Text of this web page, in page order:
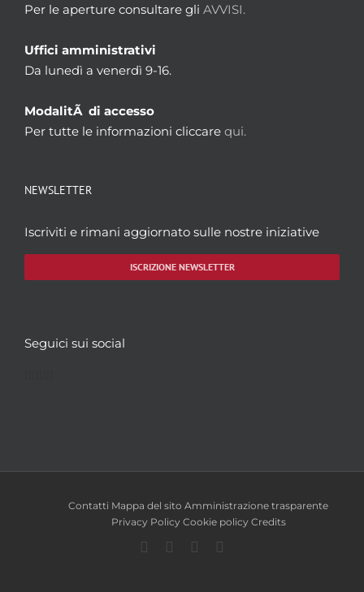
Per le aperture consultare gli AVVISI.
Uffici amministrativi
Da lunedì a venerdì 9-16.
ModalitÃ di accesso
Per tutte le informazioni cliccare qui.
NEWSLETTER
Iscriviti e rimani aggiornato sulle nostre iniziative
ISCRIZIONE NEWSLETTER
Seguici sui social
Contatti Mappa del sito Amministrazione trasparente
Privacy Policy Cookie policy Credits
Facebook
TwitterYouTube